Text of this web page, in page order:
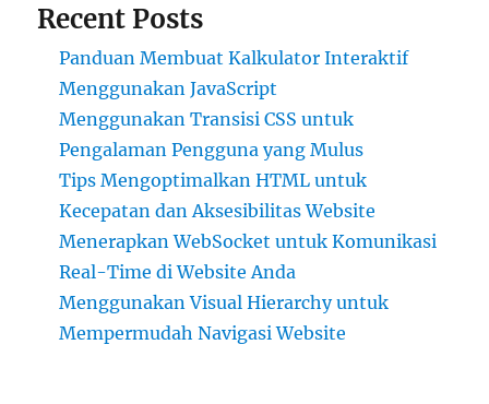
Recent Posts
Panduan Membuat Kalkulator Interaktif
Menggunakan JavaScript
Menggunakan Transisi CSS untuk
Pengalaman Pengguna yang Mulus
Tips Mengoptimalkan HTML untuk
Kecepatan dan Aksesibilitas Website
Menerapkan WebSocket untuk Komunikasi
Real-Time di Website Anda
Menggunakan Visual Hierarchy untuk
Mempermudah Navigasi Website